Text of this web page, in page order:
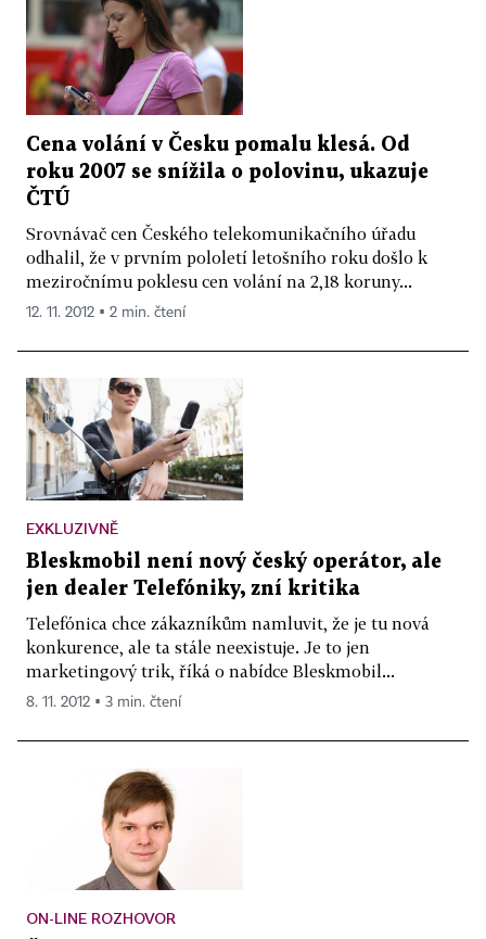
Cena volání v Česku pomalu klesá. Od
roku 2007 se snížila o polovinu, ukazuje
ČTÚ
Srovnávač cen Českého telekomunikačního úřadu
odhalil, že v prvním pololetí letošního roku došlo k
meziročnímu poklesu cen volání na 2,18 koruny...
12. 11. 2012 ▪ 2 min. čtení
EXKLUZIVNĚ
Bleskmobil není nový český operátor, ale
jen dealer Telefóniky, zní kritika
Telefónica chce zákazníkům namluvit, že je tu nová
konkurence, ale ta stále neexistuje. Je to jen
marketingový trik, říká o nabídce Bleskmobil...
8. 11. 2012 ▪ 3 min. čtení
ON-LINE ROZHOVOR